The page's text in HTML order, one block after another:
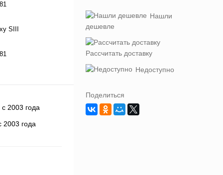
SIII
2003 года
Нашли
дешевле
Рассчитать доставку
Недоступно
Поделиться